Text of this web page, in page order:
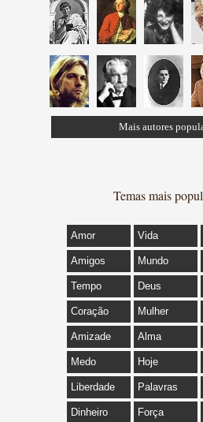
Mais autores
Temas mais
Amor Vida
Amigos Mundo
Tempo Deus
Coração Mulher
Amizade Alma
Medo Hoje
Liberdade Palavras
Dinheiro Força